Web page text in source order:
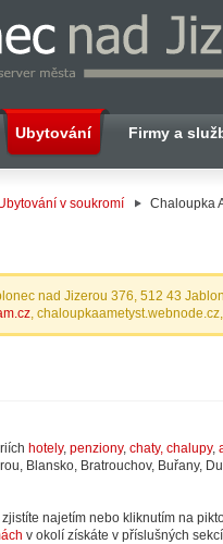
Ubytování Firmy a
v soukromí Chaloupka
nad Jizerou 376, 512 43
,
hotely, penziony, chaty, chalupy,
Blansko, Bratrouchov, Buřany,
najetím nebo kliknutím na
v okolí získáte v příslušných